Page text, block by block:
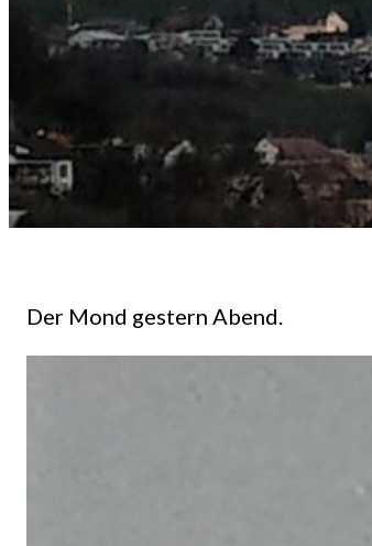
Der Mond gestern Abend.